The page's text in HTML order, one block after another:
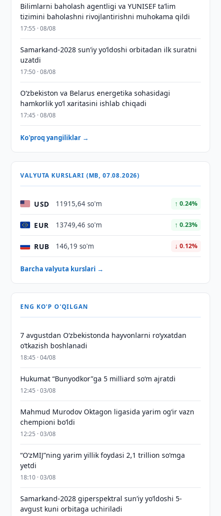
Bilimlarni baholash agentligi va YUNISEF taʼlim
tizimini baholashni rivojlantirishni muhokama qildi
17:55 · 08/08
Samarkand-2028 sunʼiy yo‘ldoshi orbitadan ilk suratni
uzatdi
17:50 · 08/08
Oʻzbekiston va Belarus energetika sohasidagi
hamkorlik yoʻl xaritasini ishlab chiqadi
17:45 · 08/08
Ko'proq yangiliklar →
VALYUTA KURSLARI (MB, 07.08.2026)
USD 11915,64 so'm ↑ 0.24%
EUR 13749,46 so'm ↑ 0.23%
RUB 146,19 so'm ↓ 0.12%
Barcha valyuta kurslari →
ENG KO'P O'QILGAN
7 avgustdan O‘zbekistonda hayvonlarni ro‘yxatdan
o‘tkazish boshlanadi
18:45 · 04/08
Hukumat “Bunyodkor”ga 5 milliard so‘m ajratdi
12:45 · 03/08
Mahmud Murodov Oktagon ligasida yarim og‘ir vazn
chempioni bo‘ldi
12:25 · 03/08
“O‘zMIJ”ning yarim yillik foydasi 2,1 trillion so‘mga
yetdi
18:10 · 03/08
Samarkand-2028 giperspektral sun’iy yo‘ldoshi 5-
avgust kuni orbitaga uchiriladi